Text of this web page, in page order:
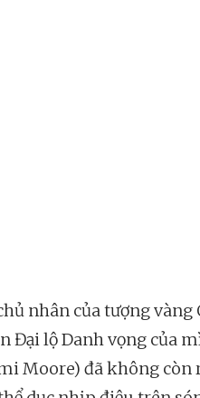
nhân của tượng vàng
Đại lộ Danh vọng của
Moore) đã không còn